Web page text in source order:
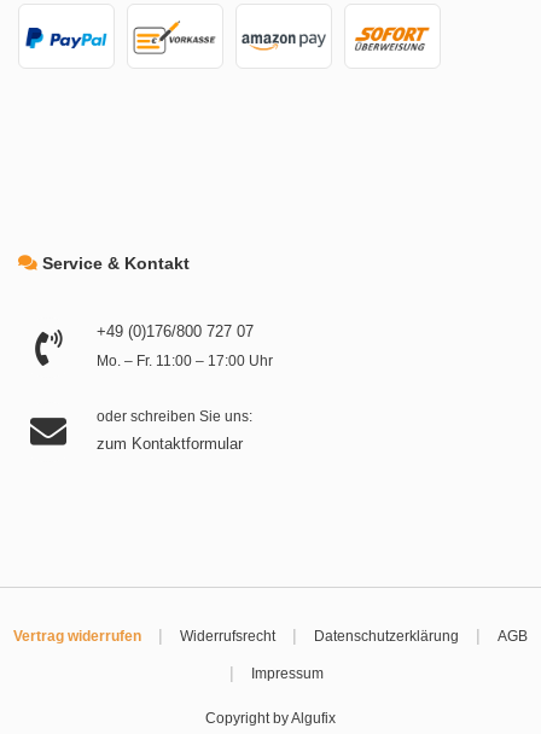
Service & Kontakt
+49 (0)176/800 727 07
Mo. – Fr. 11:00 – 17:00 Uhr
oder schreiben Sie uns:
zum Kontaktformular
Vertrag widerrufen | Widerrufsrecht | Datenschutzerklärung | AGB
| Impressum
Copyright by Algufix